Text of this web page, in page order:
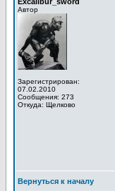
Автор
Зарегистрирован:
07.02.2010
Сообщения: 273
Откуда: Щелково
Вернуться к началу